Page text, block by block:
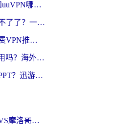
MalusVPN好用吗？和uuVPN哪个好？海外党无缝访问国内资源的真实对比与选择指南
归雁加速器为什么用不了了？一位海外游子的真实困惑与技术解答
海外党必看：回国免费VPN推荐？别踩坑！教你选对加速器无缝刷国内资源
ChickCN和GoLink好用吗？海外党如何选对回国加速器
海外玩国内手游卡成PPT？迅游和奇游手游哪个好？一篇讲透回国加速器怎么选
在国外看世界杯法国VS摩洛哥地区限制？这篇指南让你流畅看中文解说无压力